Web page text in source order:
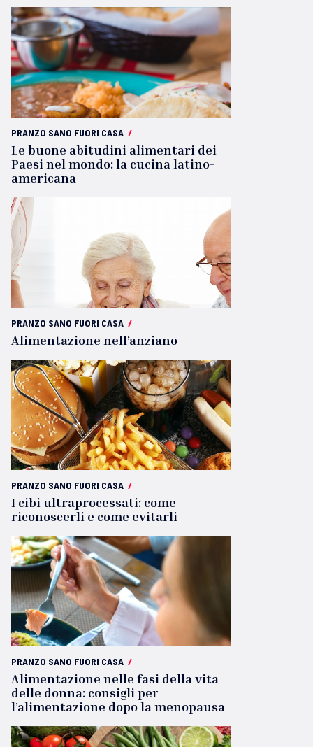
PRANZO SANO FUORI CASA /
Le buone abitudini alimentari dei
Paesi nel mondo: la cucina latino-
americana
PRANZO SANO FUORI CASA /
Alimentazione nell’anziano
PRANZO SANO FUORI CASA /
I cibi ultraprocessati: come
riconoscerli e come evitarli
PRANZO SANO FUORI CASA /
Alimentazione nelle fasi della vita
delle donna: consigli per
l’alimentazione dopo la menopausa